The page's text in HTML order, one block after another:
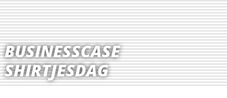
BUSINESSCASE
SHIRTJESDAG